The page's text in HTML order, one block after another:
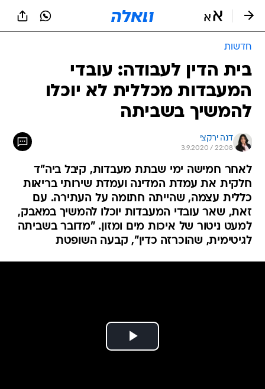
חדשות
בית הדין לעבודה: עובדי
המעבדות מכללית לא יוכלו
להמשיך בשביתה
דנה ירקצי
3.9.2020 / 22:08
לאחר חמישה ימי שבתת מעבדות, קיבל ביה"ד
חלקית את עמדת המדינה ועמדת שירותי בריאות
כללית עצמה, שהייתה חתומה על העתירה. עם
זאת, שאר עובדי המעבדות יוכלו להמשיך במאבק,
למעט ניטור של איכות מים ומזון. "מדובר בשביתה
לגיטימית, שהוכרזה כדין", קבעה השופטת